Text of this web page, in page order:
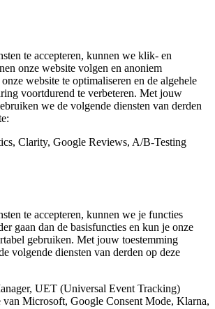
te accepteren, kunnen we klik- en
onze website volgen en anoniem
website te optimaliseren en de algehele
voortdurend te verbeteren. Met jouw
we de volgende diensten van derden
Clarity, Google Reviews, A/B-Testing
te accepteren, kunnen we je functies
gaan dan de basisfuncties en kun je onze
gebruiken. Met jouw toestemming
volgende diensten van derden op deze
UET (Universal Event Tracking)
van Microsoft, Google Consent Mode, Klarna,